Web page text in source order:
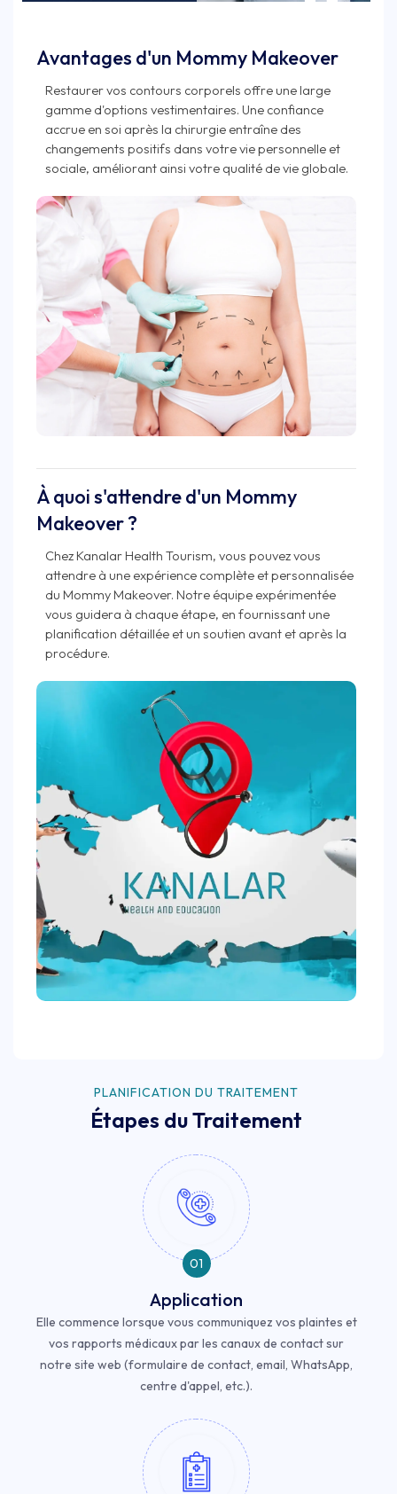
Avantages d'un Mommy Makeover
Restaurer vos contours corporels offre une large
gamme d'options vestimentaires. Une confiance
accrue en soi après la chirurgie entraîne des
changements positifs dans votre vie personnelle et
sociale, améliorant ainsi votre qualité de vie globale.
À quoi s'attendre d'un Mommy
Makeover ?
Chez Kanalar Health Tourism, vous pouvez vous
attendre à une expérience complète et personnalisée
du Mommy Makeover. Notre équipe expérimentée
vous guidera à chaque étape, en fournissant une
planification détaillée et un soutien avant et après la
procédure.
PLANIFICATION DU TRAITEMENT
Étapes du Traitement
01
Application
Elle commence lorsque vous communiquez vos plaintes et
vos rapports médicaux par les canaux de contact sur
notre site web (formulaire de contact, email, WhatsApp,
centre d'appel, etc.).